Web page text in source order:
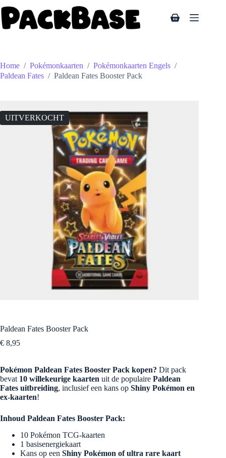
naar
de
inhoud
Winkelwagen
Home / Pokémonkaarten / Pokémonkaarten Engels /
Paldean Fates / Paldean Fates Booster Pack
UITVERKOCHT
Paldean Fates Booster Pack
€ 8,95
Pokémon Paldean Fates Booster Pack kopen? Dit pack
bevat 10 willekeurige kaarten uit de populaire Paldean
Fates uitbreiding, inclusief een kans op Shiny Pokémon en
ex-kaarten!
Inhoud Paldean Fates Booster Pack:
10 Pokémon TCG-kaarten
1 basisenergiekaart
Kans op een Shiny Pokémon of ultra rare kaart